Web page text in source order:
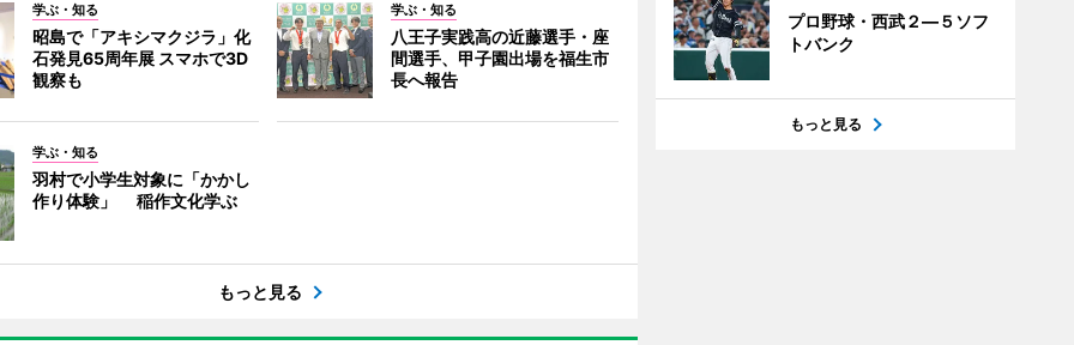
学ぶ・知る
昭島で「アキシマクジラ」化
石発見65周年展 スマホで3D
観察も
学ぶ・知る
八王子実践高の近藤選手・座
間選手、甲子園出場を福生市
長へ報告
学ぶ・知る
羽村で小学生対象に「かかし
作り体験」 稲作文化学ぶ
もっと見る
プロ野球・西武２―５ソフ
トバンク
もっと見る